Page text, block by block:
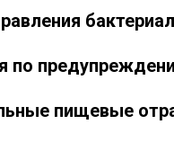
по
пищевые